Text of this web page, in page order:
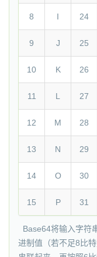
8 I 24
9 J 25
10 K 26
11 L 27
12 M 28
13 N 29
14 O 30
15 P 31
Base64将输入字符
进制值（若不足8比